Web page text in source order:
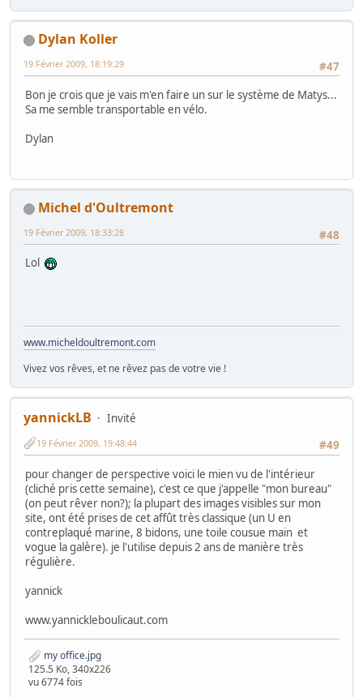
Dylan Koller
#47
19 Février 2009, 18:19:29
Bon je crois que je vais m'en faire un sur le système de Matys...
Sa me semble transportable en vélo.
Dylan
Michel d'Oultremont
#48
19 Février 2009, 18:33:28
Lol
www.micheldoultremont.com
Vivez vos rêves, et ne rêvez pas de votre vie !
yannickLB
Invité
#49
19 Février 2009, 19:48:44
pour changer de perspective voici le mien vu de l'intérieur
(cliché pris cette semaine), c'est ce que j'appelle "mon bureau"
(on peut rêver non?); la plupart des images visibles sur mon
site, ont été prises de cet affût très classique (un U en
contreplaqué marine, 8 bidons, une toile cousue main et
vogue la galère). je l'utilise depuis 2 ans de manière très
régulière.
yannick
www.yannickleboulicaut.com
my office.jpg
125.5 Ko, 340x226
vu 6774 fois